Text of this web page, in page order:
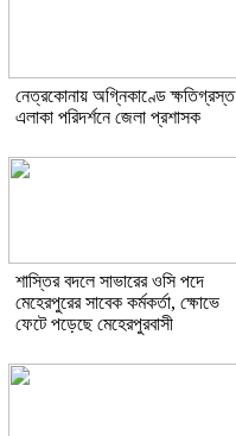
নেত্রকোনায় অগ্নিকাণ্ডে ক্ষতিগ্রস্ত
এলাকা পরিদর্শনে জেলা প্রশাসক
শাস্তির বদলে সাভারের ওসি পদে
মেহেরপুরের সাবেক কর্মকর্তা, ক্ষোভে
ফেটে পড়েছে মেহেরপুরবাসী